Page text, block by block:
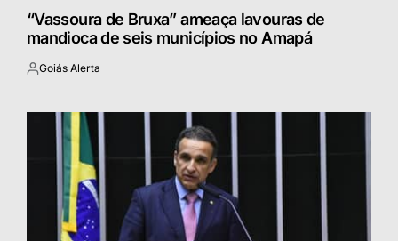
“Vassoura de Bruxa” ameaça lavouras de
mandioca de seis municípios no Amapá
Postado
Goiás Alerta